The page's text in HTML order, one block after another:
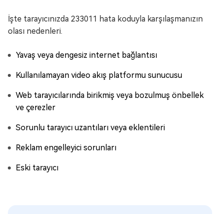
İşte tarayıcınızda 233011 hata koduyla karşılaşmanızın
olası nedenleri.
Yavaş veya dengesiz internet bağlantısı
Kullanılamayan video akış platformu sunucusu
Web tarayıcılarında birikmiş veya bozulmuş önbellek
ve çerezler
Sorunlu tarayıcı uzantıları veya eklentileri
Reklam engelleyici sorunları
Eski tarayıcı